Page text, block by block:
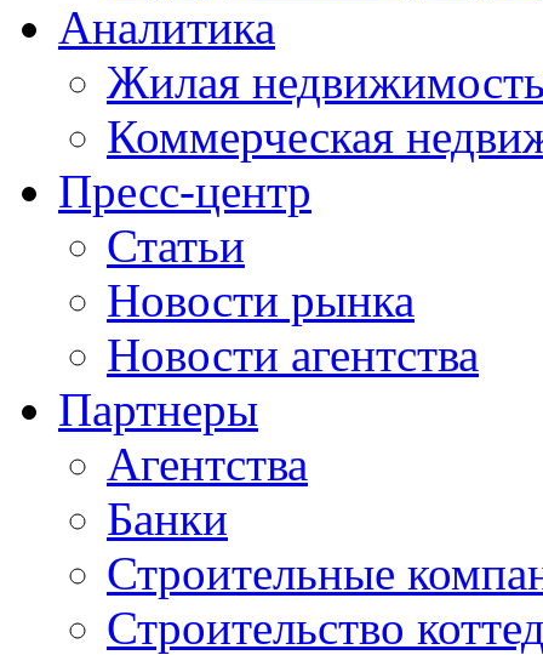
Аналитика
Жилая
Коммерческая
Пресс-центр
Статьи
Новости рынка
Новости агентства
Партнеры
Агентства
Банки
Строительные
Строительство